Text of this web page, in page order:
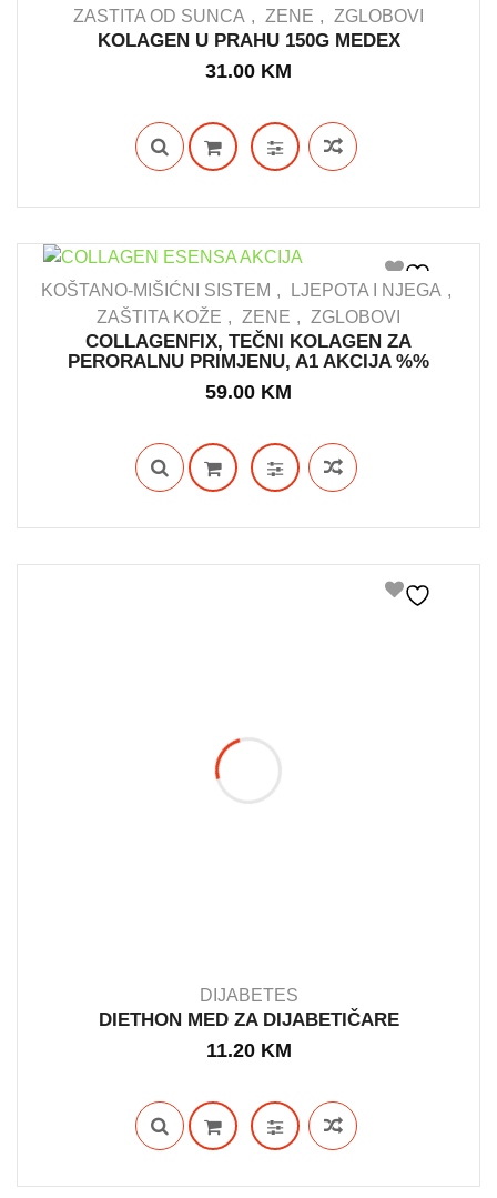
IN STOCK
ZASTITA OD SUNCA
ZENE ZGLOBOVI
KOLAGEN U PRAHU 150G MEDEX
31.00 KM
IN STOCK
KOŠTANO-MIŠIĆNI SISTEM
LJEPOTA I NJEGA
ZAŠTITA KOŽE
ZENE ZGLOBOVI
COLLAGENFIX, TEČNI KOLAGEN ZA
PERORALNU PRIMJENU, A1 AKCIJA %%
59.00 KM
IN STOCK
DIJABETES
DIETHON MED ZA DIJABETIČARE
11.20 KM